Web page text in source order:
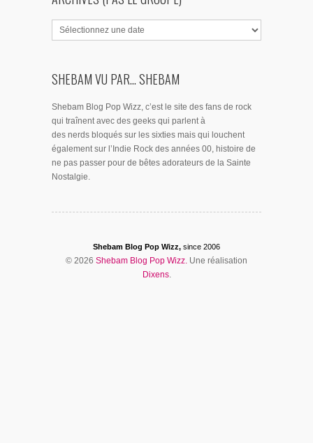
SHEBAM VU PAR... SHEBAM
Shebam Blog Pop Wizz, c’est le site des fans de rock
qui traînent avec des geeks qui parlent à
des nerds bloqués sur les sixties mais qui louchent
également sur l’Indie Rock des années 00, histoire de
ne pas passer pour de bêtes adorateurs de la Sainte
Nostalgie.
Shebam Blog Pop Wizz, since 2006
© 2026 Shebam Blog Pop Wizz. Une réalisation
Dixens.